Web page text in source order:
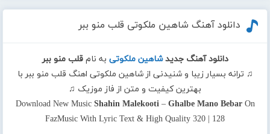
دانلود آهنگ شاهین ملکوتی قلب منو ببر
دانلود آهنگ جدید شاهین ملکوتی به نامقلب منو ببر
♫ ترانه بسیار زیبا و شنیدنی از شاهین ملکوتی اهنگ قلب منو ببر با
بهترین کیفیت و متن از فاز موزیک ♫
Download New Music Shahin Malekooti– Ghalbe Mano BebarOn
FazMusic With Lyric Text & High Quality 320 | 128